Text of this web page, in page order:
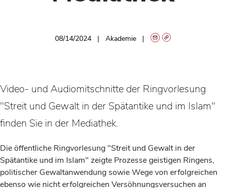
08/14/2024 Akademie
Video- und Audiomitschnitte der Ringvorlesung
"Streit und Gewalt in der Spätantike und im Islam"
finden Sie in der Mediathek.
Die öffentliche Ringvorlesung "Streit und Gewalt in der
Spätantike und im Islam" zeigte Prozesse geistigen Ringens,
politischer Gewaltanwendung sowie Wege von erfolgreichen
ebenso wie nicht erfolgreichen Versöhnungsversuchen an